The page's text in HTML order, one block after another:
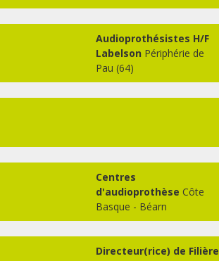
Audioprothésistes H/F
Labelson Périphérie de
Pau (64)
Centres
d'audioprothèse Côte
Basque - Béarn
Directeur(rice) de Filière